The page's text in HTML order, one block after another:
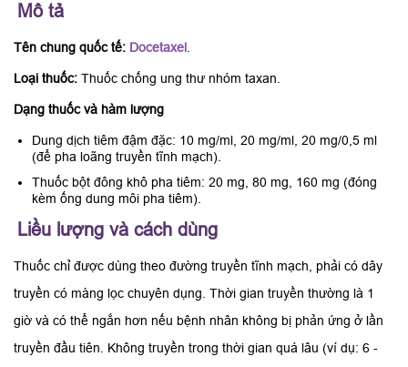
Mô tả
Tên chung quốc tế: Docetaxel
Loại thuốc: Thuốc chống ung thư nhóm taxan.
Dạng thuốc và hàm lượng
Dung dịch tiêm đậm đặc: 10 mg/ml, 20 mg/ml, 20 mg/0,5 ml
(để pha loãng truyền tĩnh mạch).
Thuốc bột đông khô pha tiêm: 20 mg, 80 mg, 160 mg (đóng
kèm ống dung môi pha tiêm).
Liều lượng và cách dùng
Thuốc chỉ được dùng theo đường truyền tĩnh mạch, phải có dây
truyền có màng lọc chuyên dụng. Thời gian truyền thường là 1
giờ và có thể ngắn hơn nếu bệnh nhân không bị phản ứng ở lần
truyền đầu tiên. Không truyền trong thời gian quá lâu (ví dụ: 6 -